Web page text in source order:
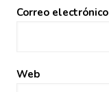
Correo electrónico
Web